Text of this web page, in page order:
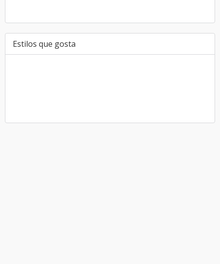
Estilos que gosta